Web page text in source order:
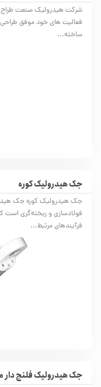
شرکت هیدرولیک صنعت طراح
فعالیت های خود موفق
ساخته...
جک هیدرولیک کوره‌
جک هیدرولیک کوره‌ جک
فولادسازی و ریخته‌گری است
فرآیندهای مرتبط...
جک هیدرولیک فلنج دار